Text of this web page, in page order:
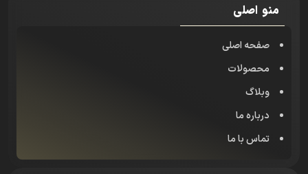
منو اصلی
صفحه اصلی
محصولات
وبلاگ
درباره ما
تماس با ما